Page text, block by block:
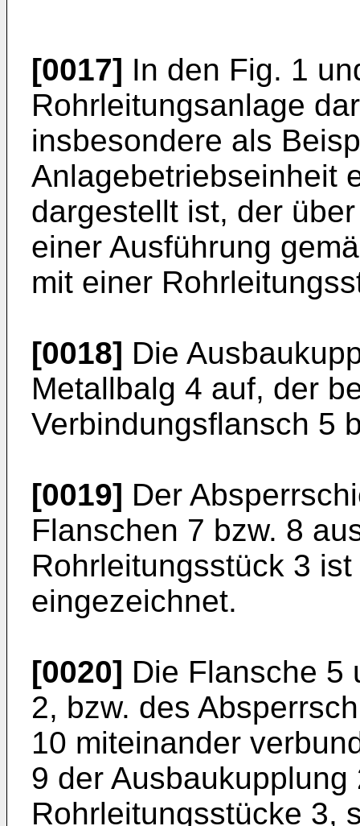
[0017] In den Fig. 1
Rohrleitungsanlage
insbesondere als
Anlagebetriebseinheit
dargestellt ist, der
einer Ausführung
mit einer
[0018] Die
Metallbalg 4 auf, der
Verbindungsflansch 5
[0019] Der
Flanschen 7 bzw. 8
Rohrleitungsstück 3
eingezeichnet.
[0020] Die Flansche 5
2, bzw. des
10 miteinander
9 der Ausbaukupplung
Rohrleitungsstücke 3,